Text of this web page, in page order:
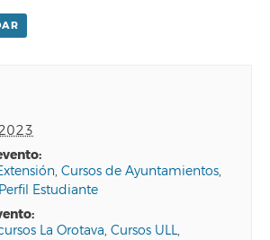
,Cursos de Ayuntamientos,
Perfil Estudiante
La Orotava,Cursos ULL,